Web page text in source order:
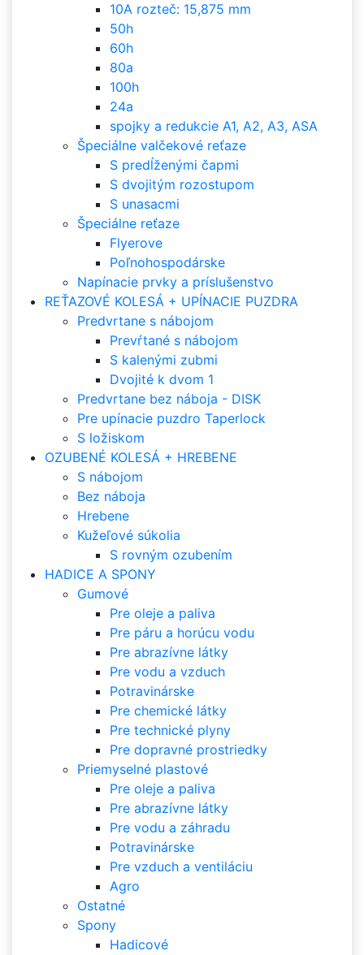
10A rozteč: 15,875 mm
50h
60h
80a
100h
24a
spojky a redukcie A1, A2, A3, ASA
Špeciálne valčekové reťaze
S predĺženými čapmi
S dvojitým rozostupom
S unasacmi
Špeciálne reťaze
Flyerove
Poľnohospodárske
Napínacie prvky a príslušenstvo
REŤAZOVÉ KOLESÁ + UPÍNACIE PUZDRA
Predvrtane s nábojom
Prevŕtané s nábojom
S kalenými zubmi
Dvojité k dvom 1
Predvrtane bez náboja - DISK
Pre upínacie puzdro Taperlock
S ložiskom
OZUBENÉ KOLESÁ + HREBENE
S nábojom
Bez náboja
Hrebene
Kužeľové súkolia
S rovným ozubením
HADICE A SPONY
Gumové
Pre oleje a paliva
Pre páru a horúcu vodu
Pre abrazívne látky
Pre vodu a vzduch
Potravinárske
Pre chemické látky
Pre technické plyny
Pre dopravné prostriedky
Priemyselné plastové
Pre oleje a paliva
Pre abrazívne látky
Pre vodu a záhradu
Potravinárske
Pre vzduch a ventiláciu
Agro
Ostatné
Spony
Hadicové